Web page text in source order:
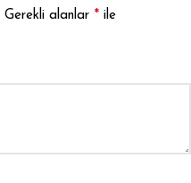
Gerekli alanlar * ile